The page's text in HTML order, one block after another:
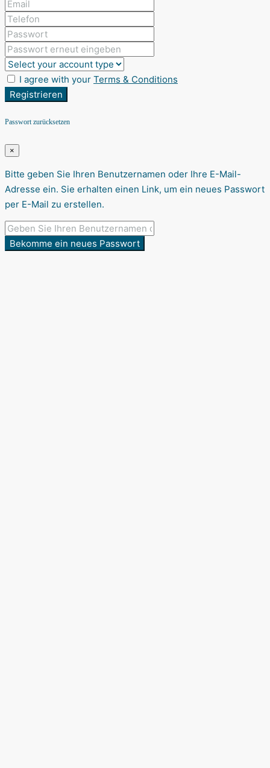
I agree with your Terms & Conditions
Registrieren
Passwort zurücksetzen
×
Bitte geben Sie Ihren Benutzernamen oder Ihre E-Mail-
Adresse ein. Sie erhalten einen Link, um ein neues Passwort
per E-Mail zu erstellen.
Bekomme ein neues Passwort